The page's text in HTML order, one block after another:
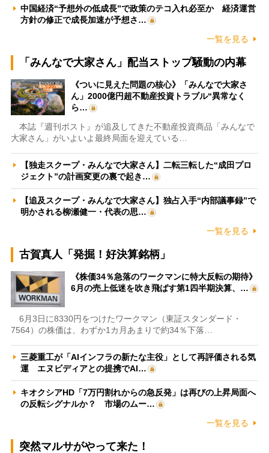
中国経済“予想外の低成長”で政策のテコ入れ必至か 経済運営
方針の修正で成長加速が予想さ…
一覧を見る
「みんなで大家さん」配当ストップ騒動の内幕
《ついに見えた問題の核心》「みんなで大家さ
ん」2000億円超不動産投資トラブル“異常なく
ら…
本誌『週刊ポスト』が追及してきた不動産投資商品「みんなで
大家さん」がいよいよ最終局面を迎えている…
【独走スクープ・みんなで大家さん】二転三転した“成田プロ
ジェクト”の計画変更の裏で起き…
【追及スクープ・みんなで大家さん】独占入手“内部議事録”で
明かされる柳瀬健一・代表の思…
一覧を見る
古賀真人「発掘！好決算銘柄」
《株価34％急落のワークマンに特大反転の期待》
6月の売上低迷を吹き飛ばす第1四半期決算、…
6月3日に8330円をつけたワークマン（東証スタンダード・
7564）の株価は、わずか1カ月あまりで約34％下落…
三菱重工が「AIインフラの新たな主役」として再評価される気
運 エヌビディアとの提携でAI…
キオクシアHD「7万円割れからの急反発」は再びの上昇局面へ
の反転シグナルか？ 市場のムー…
一覧を見る
突然マルサがやって来た！